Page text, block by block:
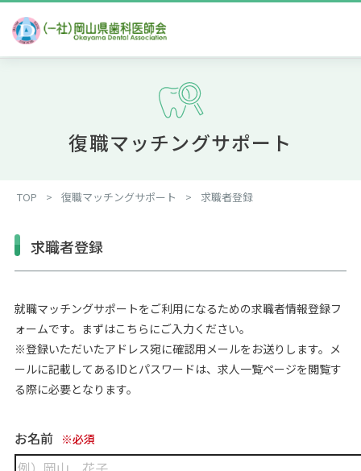
復職マッチングサポート
TOP > 復職マッチングサポート > 求職者登録
求職者登録
就職マッチングサポートをご利用になるための求職者情報登録フ
ォームです。まずはこちらにご入力ください。
※登録いただいたアドレス宛に確認用メールをお送りします。メ
ールに記載してあるIDとパスワードは、求人一覧ページを閲覧す
る際に必要となります。
お名前 ※必須